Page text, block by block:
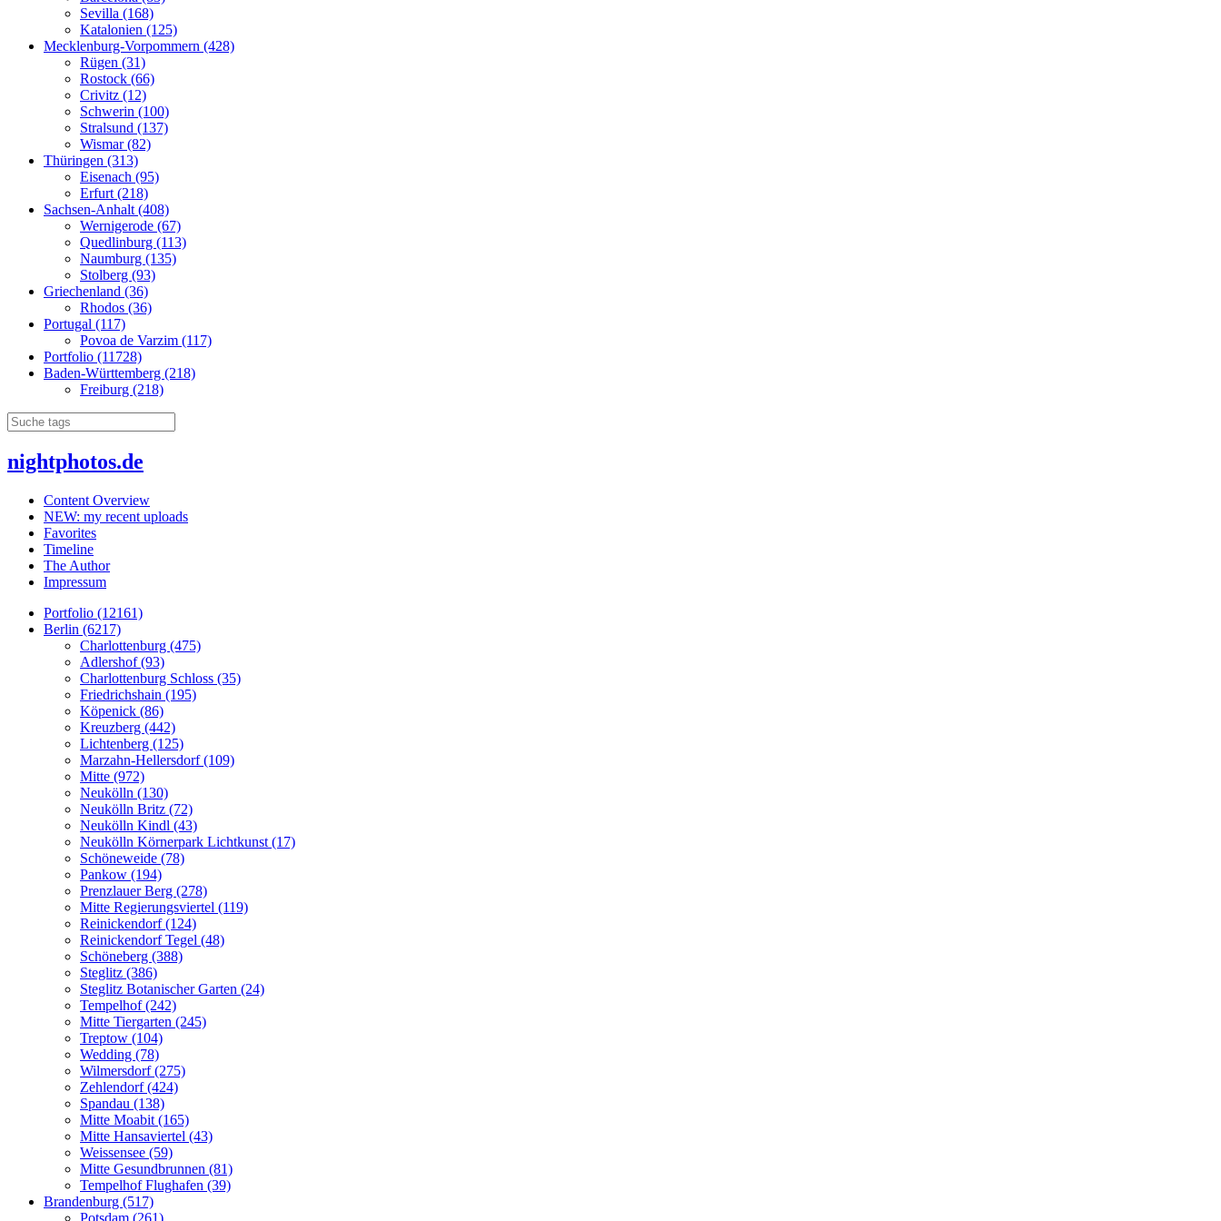
Sevilla (168)
Katalonien (125)
Mecklenburg-Vorpommern (428)
Rügen (31)
Rostock (66)
Crivitz (12)
Schwerin (100)
Stralsund (137)
Wismar (82)
Thüringen (313)
Eisenach (95)
Erfurt (218)
Sachsen-Anhalt (408)
Wernigerode (67)
Quedlinburg (113)
Naumburg (135)
Stolberg (93)
Griechenland (36)
Rhodos (36)
Portugal (117)
Povoa de Varzim (117)
Portfolio (11728)
Baden-Württemberg (218)
Freiburg (218)
nightphotos.de
Content Overview
NEW: my recent uploads
Favorites
Timeline
The Author
Impressum
Portfolio (12161)
Berlin (6217)
Charlottenburg (475)
Adlershof (93)
Charlottenburg Schloss (35)
Friedrichshain (195)
Köpenick (86)
Kreuzberg (442)
Lichtenberg (125)
Marzahn-Hellersdorf (109)
Mitte (972)
Neukölln (130)
Neukölln Britz (72)
Neukölln Kindl (43)
Neukölln Körnerpark Lichtkunst (17)
Schöneweide (78)
Pankow (194)
Prenzlauer Berg (278)
Mitte Regierungsviertel (119)
Reinickendorf (124)
Reinickendorf Tegel (48)
Schöneberg (388)
Steglitz (386)
Steglitz Botanischer Garten (24)
Tempelhof (242)
Mitte Tiergarten (245)
Treptow (104)
Wedding (78)
Wilmersdorf (275)
Zehlendorf (424)
Spandau (138)
Mitte Moabit (165)
Mitte Hansaviertel (43)
Weissensee (59)
Mitte Gesundbrunnen (81)
Tempelhof Flughafen (39)
Brandenburg (517)
Potsdam (261)